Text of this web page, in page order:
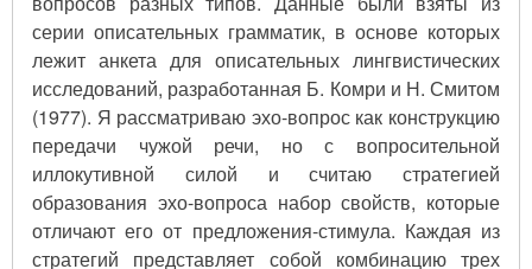
серии описательных грамматик, в основе которых
лежит анкета для описательных лингвистических
исследований, разработанная Б. Комри и Н. Смитом
(1977). Я рассматриваю эхо-вопрос как конструкцию
передачи чужой речи, но с вопросительной
иллокутивной силой и считаю стратегией
образования эхо-вопроса набор свойств, которые
отличают его от предложения-стимула. Каждая из
стратегий представляет собой комбинацию трех